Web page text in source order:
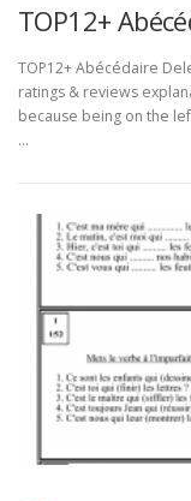
TOP12+
TOP12+ Abécédaire
ratings & reviews
because being on the
…